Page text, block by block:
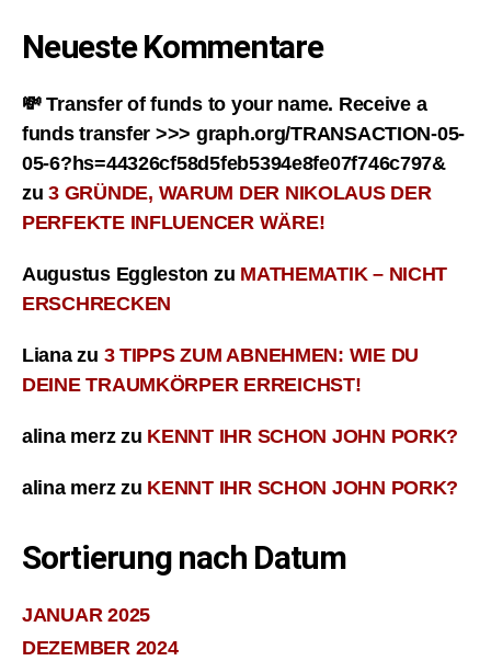
Neueste Kommentare
💸 Transfer of funds to your name. Receive a
funds transfer >>> graph.org/TRANSACTION-05-
05-6?hs=44326cf58d5feb5394e8fe07f746c797&
zu3 GRÜNDE, WARUM DER NIKOLAUS DER
PERFEKTE INFLUENCER WÄRE!
Augustus Eggleston zu MATHEMATIK – NICHT
ERSCHRECKEN
Lianazu 3 TIPPS ZUM ABNEHMEN: WIE DU
DEINE TRAUMKÖRPER ERREICHST!
alina merzzu KENNT IHR SCHON JOHN PORK?
alina merzzu KENNT IHR SCHON JOHN PORK?
Sortierung nach Datum
JANUAR 2025
DEZEMBER 2024